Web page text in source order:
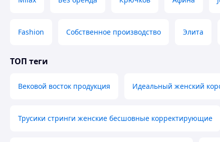
Fashion Собственное производство Элита
ТОП теги
Вековой восток продукция Идеальный женский
Трусики стринги женские бесшовные корректирующие